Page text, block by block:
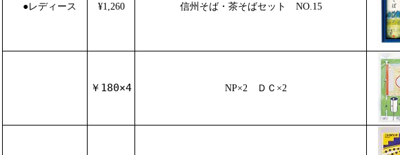
●レディース ¥1,260 信州そば・茶そばセット NO.15
￥180×4 NP×2 ＤＣ×2